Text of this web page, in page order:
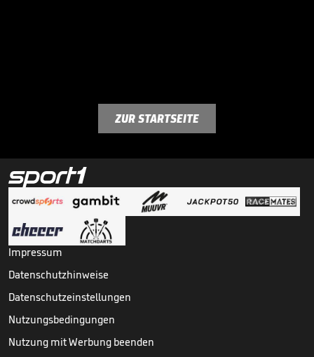
ZUR STARTSEITE
Impressum
Datenschutzhinweise
Datenschutzeinstellungen
Nutzungsbedingungen
Nutzung mit Werbung beenden